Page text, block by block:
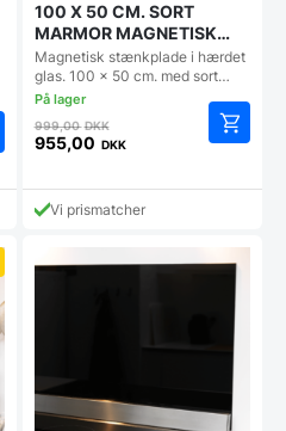
100 X 50 CM. SORT
MARMOR MAGNETISK
STÆNKPLADE
Magnetisk stænkplade i hærdet
glas. 100 x 50 cm. med sort…
999,00DKKDen
oprindelige
var:
999,00 DKK.
955,00 DKK
aktuelle
prisVi prismatcher